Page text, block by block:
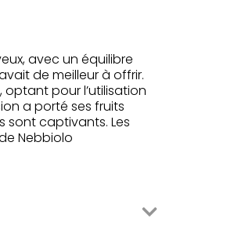
avec un équilibre
de meilleur à offrir.
optant pour l’utilisation
a porté ses fruits
sont captivants. Les
Nebbiolo